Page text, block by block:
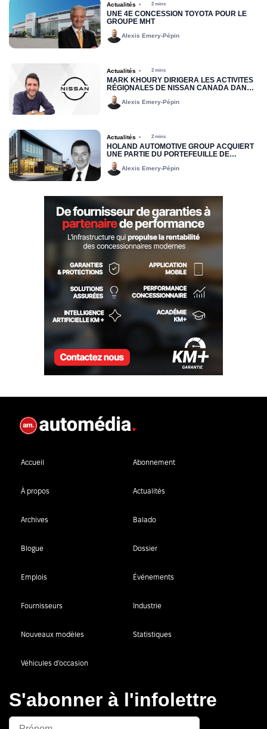
Actualités 2 mins
UNE 4E CONCESSION TOYOTA POUR LE
GROUPE MHT
Alexis Emery-Pépin
Actualités 2 mins
MARK KHOURY DIRIGERA LES ACTIVITÉS
RÉGIONALES DE NISSAN CANADA DANS
LA RÉGION DE L’EST
Alexis Emery-Pépin
Actualités 2 mins
HOLAND AUTOMOTIVE GROUP ACQUIERT
UNE PARTIE DU PORTEFEUILLE DE
LOCATION JOHN SCOTTI
Alexis Emery-Pépin
Accueil Abonnement
À propos Actualités
Archives Balado
Blogue Dossier
Emplois Événements
Fournisseurs Industrie
Nouveaux modèles Statistiques
Véhicules d’occasion
S'abonner à l'infolettre